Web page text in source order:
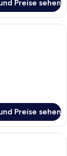
Preise sehen
Preise sehen